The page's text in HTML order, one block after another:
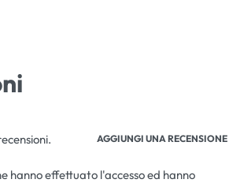
AGGIUNGI UNA RECENSIONE
hanno effettuato l'accesso ed hanno